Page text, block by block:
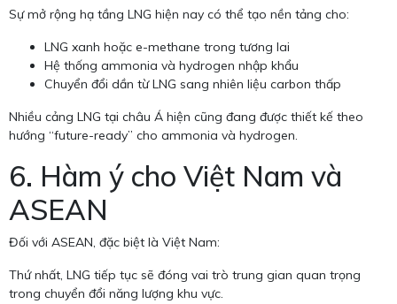
Sự mở rộng hạ tầng LNG hiện nay có thể tạo nền tảng cho:
LNG xanh hoặc e-methane trong tương lai
Hệ thống ammonia và hydrogen nhập khẩu
Chuyển đổi dần từ LNG sang nhiên liệu carbon thấp
Nhiều cảng LNG tại châu Á hiện cũng đang được thiết kế theo
hướng “future-ready” cho ammonia và hydrogen.
6. Hàm ý cho Việt Nam và
ASEAN
Đối với ASEAN, đặc biệt là Việt Nam:
Thứ nhất, LNG tiếp tục sẽ đóng vai trò trung gian quan trọng
trong chuyển đổi năng lượng khu vực.